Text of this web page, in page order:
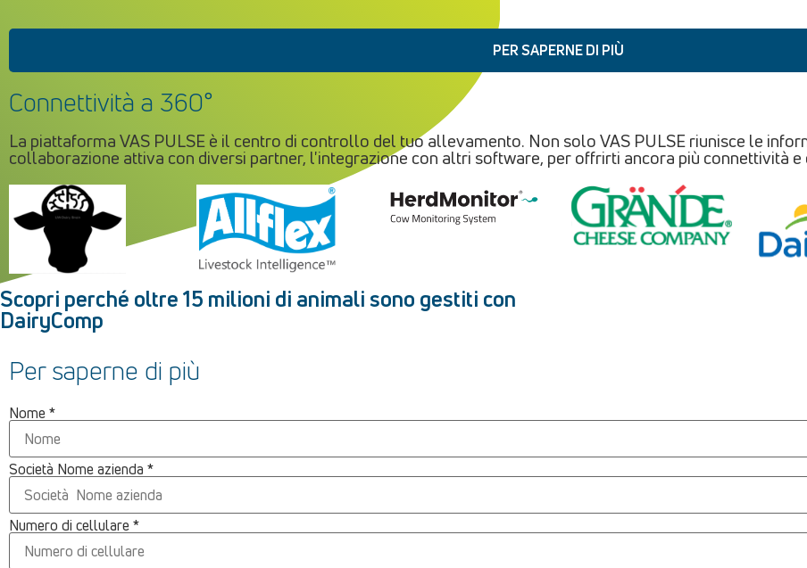
PER SAPERNE DI PIÙ
Connettività a 360°
La piattaforma VAS PULSE è il centro di controllo del tuo allevamento. Non solo VAS PULSE riunisce le
collaborazione attiva con diversi partner, l'integrazione con altri software, per offrirti ancora più connettività e
Scopri perché oltre 15 milioni di animali sono gestiti con
DairyComp
Per saperne di più
Nome*
Società Nome azienda *
Numero di cellulare*